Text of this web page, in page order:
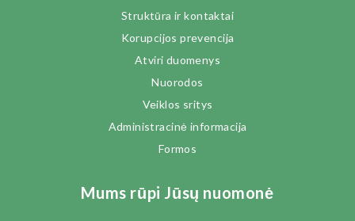
Struktūra ir kontaktai
Korupcijos prevencija
Atviri duomenys
Nuorodos
Veiklos sritys
Administracinė informacija
Formos
Mums rūpi Jūsų nuomonė